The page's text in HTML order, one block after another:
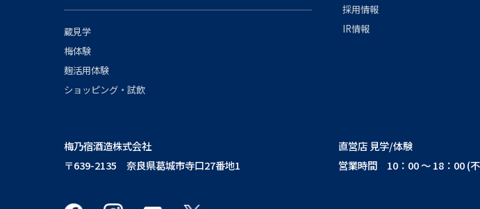
蔵見学
梅体験
麹活用体験
ショッピング・試飲
採用情報
IR情報
梅乃宿酒造株式会社
〒639-2135 奈良県葛城市寺口27番地1
直営店 見学/体験
営業時間 10：00 ～ 18：00 (